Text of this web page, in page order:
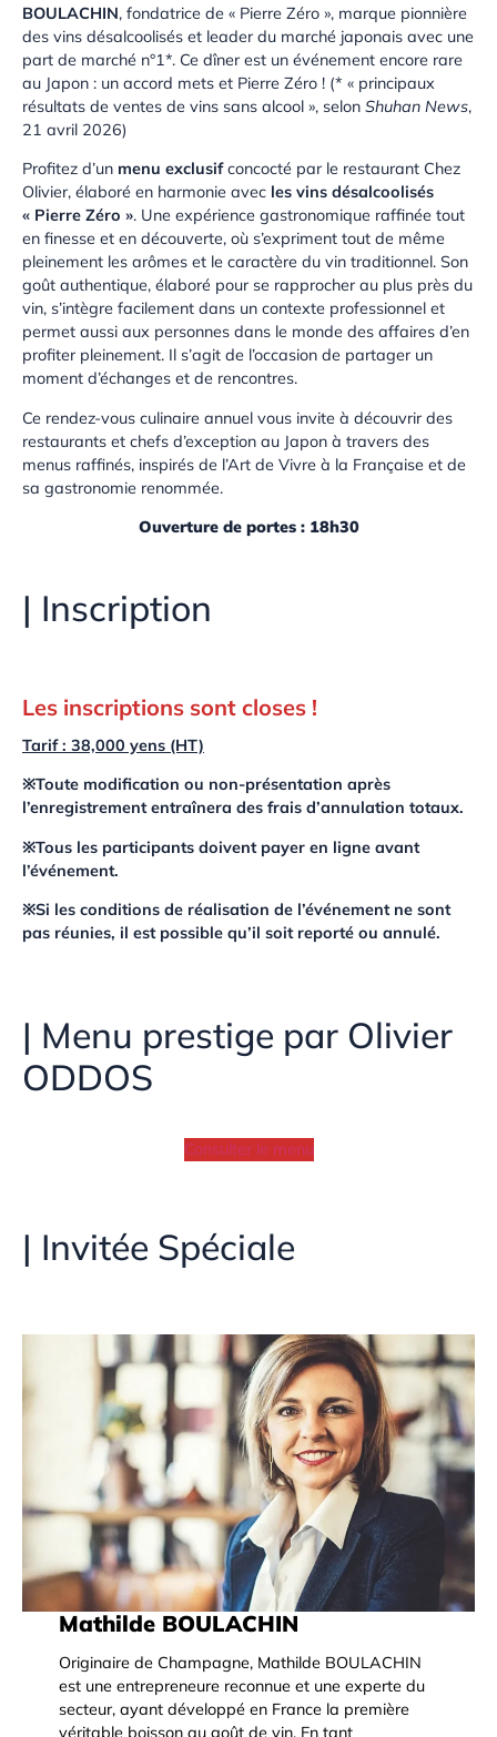
BOULACHIN, fondatrice de « Pierre Zéro », marque pionnière
des vins désalcoolisés et leader du marché japonais avec une
part de marché n°1*. Ce dîner est un événement encore rare
au Japon : un accord mets et Pierre Zéro ! (* « principaux
résultats de ventes de vins sans alcool », selon Shuhan News,
21 avril 2026)
Profitez d’un menu exclusifconcocté par le restaurant Chez
Olivier, élaboré en harmonie avec les vins désalcoolisés
« Pierre Zéro ». Une expérience gastronomique raffinée tout
en finesse et en découverte, où s’expriment tout de même
pleinement les arômes et le caractère du vin traditionnel. Son
goût authentique, élaboré pour se rapprocher au plus près du
vin, s’intègre facilement dans un contexte professionnel et
permet aussi aux personnes dans le monde des affaires d’en
profiter pleinement. Il s’agit de l’occasion de partager un
moment d’échanges et de rencontres.
Ce rendez-vous culinaire annuel vous invite à découvrir des
restaurants et chefs d’exception au Japon à travers des
menus raffinés, inspirés de l’Art de Vivre à la Française et de
sa gastronomie renommée.
Ouverture de portes : 18h30
| Inscription
Les inscriptions sont closes !
Tarif : 38,000 yens (HT)
※Toute modification ou non-présentation après
l’enregistrement entraînera des frais d’annulation totaux.
※Tous les participants doivent payer en ligne avant
l’événement.
※Si les conditions de réalisation de l’événement ne sont
pas réunies, il est possible qu’il soit reporté ou annulé.
| Menu prestige par Olivier
ODDOS
Consulter le menu
| Invitée Spéciale
Mathilde BOULACHIN
Originaire de Champagne, Mathilde BOULACHIN
est une entrepreneure reconnue et une experte du
secteur, ayant développé en France la première
véritable boisson au goût de vin. En tant